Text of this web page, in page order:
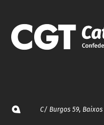
C/ Burgos 59,